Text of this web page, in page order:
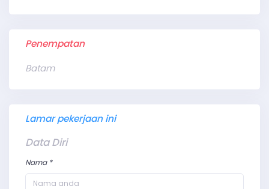
Penempatan
Batam
Lamar pekerjaan ini
Data Diri
Nama *